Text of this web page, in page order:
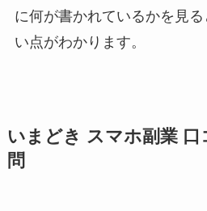
に何が書かれているかを見
い点がわかります。
いまどき スマホ副業
問